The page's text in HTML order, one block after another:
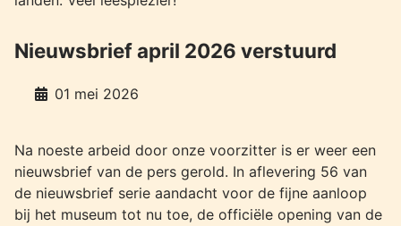
Nieuwsbrief april 2026 verstuurd
01 mei 2026
Na noeste arbeid door onze voorzitter is er weer een
nieuwsbrief van de pers gerold. In aflevering 56 van
de nieuwsbrief serie aandacht voor de fijne aanloop
bij het museum tot nu toe, de officiële opening van de